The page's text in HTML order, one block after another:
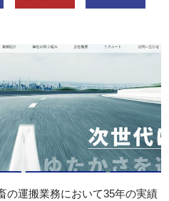
の運搬業務において35年の実績